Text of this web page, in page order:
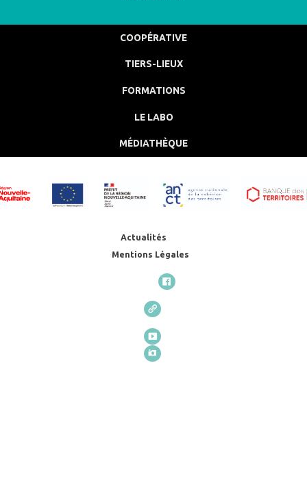
COOPÉRATIVE
TIERS-LIEUX
FORMATIONS
LE LABO
MÉDIATHÈQUE
Actualités
Mentions Légales